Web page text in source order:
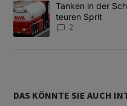
Ein Trendartikel mit dem
Tanken in der
teuren Sprit
2
DAS KÖNNTE SIE AUCH